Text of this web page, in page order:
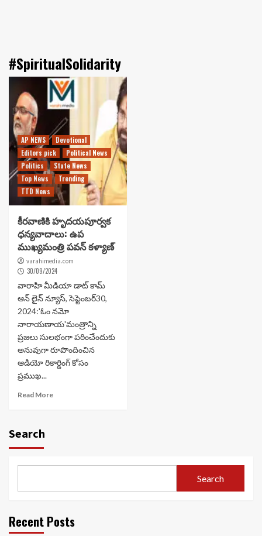
#SpiritualSolidarity
AP NEWS
Devotional
Editors pick
Political News
Politics
State News
Top News
Trending
TTD News
కీరవాణికి హృదయపూర్వక
ధన్యవాదాలు: ఉప
ముఖ్యమంత్రి పవన్ కళ్యాణ్
varahimedia.com
30/09/2024
వారాహి మీడియా డాట్ కామ్
ఆన్ లైన్ న్యూస్, సెప్టెంబర్30,
2024:'ఓం నమో
నారాయణాయ'మంత్రాన్ని
ప్రజలు సులభంగా పఠించేందుకు
అనువుగా రూపొందించిన
ఆడియో రికార్డింగ్ కోసం
ప్రముఖ...
Read More
Search
Search
Recent Posts